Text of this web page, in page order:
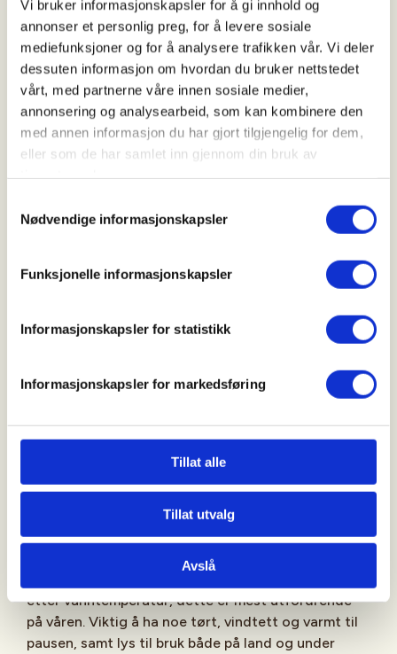
Vi bruker informasjonskapsler for å gi innhold og
annonser et personlig preg, for å levere sosiale
mediefunksjoner og for å analysere trafikken vår. Vi deler
dessuten informasjon om hvordan du bruker nettstedet
vårt, med partnerne våre innen sosiale medier,
annonsering og analysearbeid, som kan kombinere den
med annen informasjon du har gjort tilgjengelig for dem,
eller som de har samlet inn gjennom din bruk av
Nødvendige informasjonskapsler
Funksjonelle informasjonskapsler
Informasjonskapsler for statistikk
Informasjonskapsler for markedsføring
Tillat alle
Tillat utvalg
Avslå
Jørgen tlf 92067175
DNT Vansjø havkajakk – turbetingelser
Kompetanse og gradering
DNT Vansjøs turledere er kurset med DNT turleder
og/eller Norges Padleforbund våttkort system.
DNTs gradering på ro og padleturer følger våttkort
stigen med tilhørende stjernesystem for vurdering
trygg padletur.
Krav til deltagelse er, der ikke annet er oppgitt, NPF
Grunnkurs Hav eller tilsvarende realkompetanse.
kameratredning dersom behovet oppstår, og ha
Utstyr
Alt er avhengig av årstid og turtype, men generelt
så gjelder det å ta med klær til både padling og
etter vanntemperatur, dette er mest utfordrende
på våren. Viktig å ha noe tørt, vindtett og varmt til
pausen, samt lys til bruk både på land og under